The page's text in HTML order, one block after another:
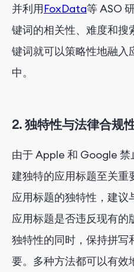
并利用FoxData等 ASO
键词的相关性、难度和搜
键词就可以策略性地融入
中。
2. 独特性与法律合规
由于 Apple 和 Google
建独特的应用标题至关重
应用标题的独特性，建议
应用标题是否违反现有
独特性的同时，保持拼写
要。多种方法都可以有效